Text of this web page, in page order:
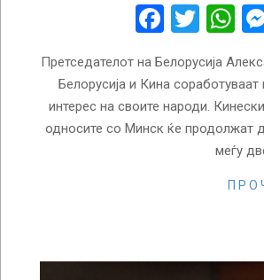
Претседателот на Белорусија
Белорусија и Кина
интерес на своите народи.
односите со Минск ќе продолжат
меѓу